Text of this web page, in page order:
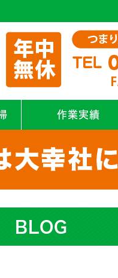
作業実績
BLOG